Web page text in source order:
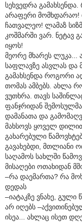
სეხვედრა
არაფერი მომხდარაო!
ჩათვალეო! ლამაზ
კოშმარში ვარ. ნეტავ
იყოს!
მეორე მხარეს ლუკა...
საფლავზე ასვლას და
გამახსენდა როგორი
თომას ამბებს. ახლა
ვუთხრა. თავს
ფანჯრიდან
დამანათა და
მახსოვს ყოველ დილით
გახარებული
გავახებდი, მთლიანი
საღამოს სახლში
მისაღები ოთახიდან
–რა დაემართა? რა
დედას
–იატაკზე ვნახე, გული
არ იღებს
ისეა... ახლაც ისეთ